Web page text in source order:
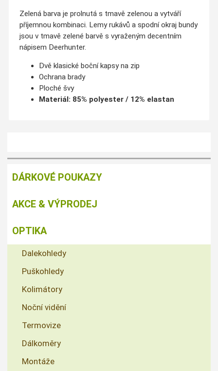
Zelená barva je prolnutá s tmavě zelenou a vytváří
příjemnou kombinaci. Lemy rukávů a spodní okraj bundy
jsou v tmavě zelené barvě s vyraženým decentním
nápisem Deerhunter.
Dvě klasické boční kapsy na zip
Ochrana brady
Ploché švy
Materiál: 85% polyester / 12% elastan
DÁRKOVÉ POUKAZY
AKCE & VÝPRODEJ
OPTIKA
Dalekohledy
Puškohledy
Kolimátory
Noční vidění
Termovize
Dálkoměry
Montáže